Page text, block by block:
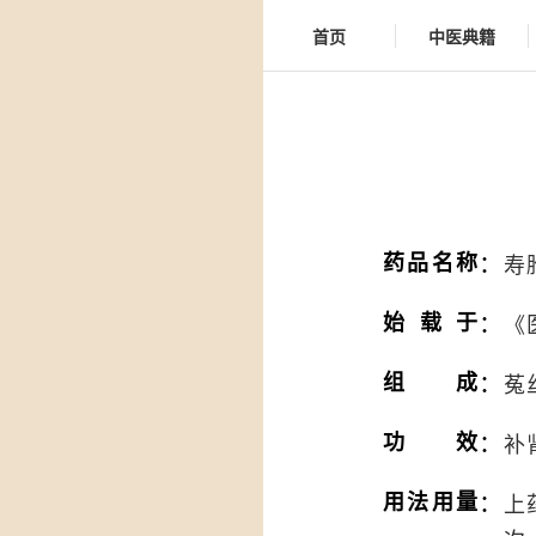
首页 中医典籍
药品名称： 寿
始载于：
组成： 菟
功效： 补
用法用量：